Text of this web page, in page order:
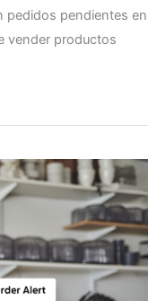
pedidos pendientes en
vender productos